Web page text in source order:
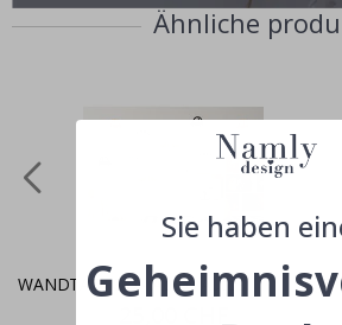
Ähnliche
WANDTATTOO - Autos Autos!
Sie haben